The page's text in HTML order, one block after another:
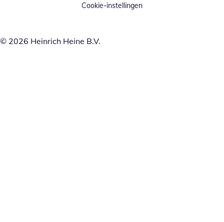
Cookie-instellingen
© 2026 Heinrich Heine B.V.